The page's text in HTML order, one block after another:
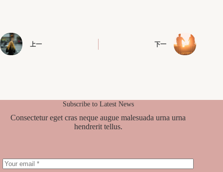
上一 下一
Subscribe to Latest News
Consectetur eget cras neque augue malesuada urna urna
hendrerit tellus.